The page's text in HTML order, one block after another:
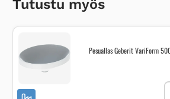
Tutustu myös
Pesuallas Geberit VariForm